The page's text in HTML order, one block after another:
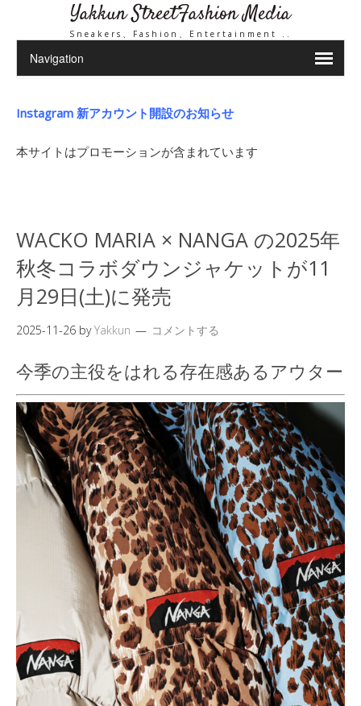
Yakkun StreetFashion Media
Sneakers、Fashion、Entertainment ..
Instagram 新アカウント開設のお知らせ
本サイトはプロモーションが含まれています
WACKO MARIA × NANGA の2025年
秋冬コラボダウンジャケットが11
月29日(土)に発売
2025-11-26 byYakkun コメントする
今季の主役をはれる存在感あるアウター